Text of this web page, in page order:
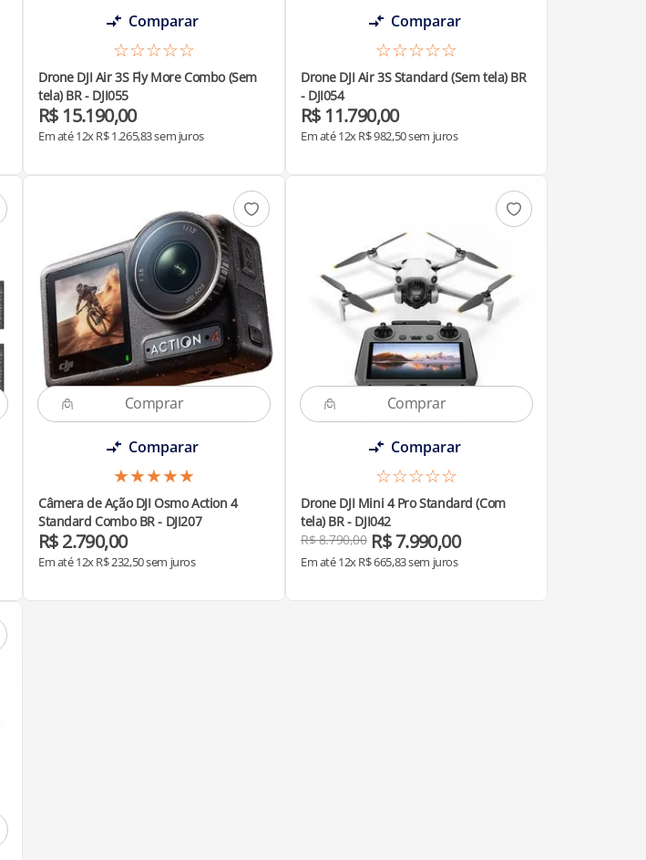
Comparar
☆☆☆☆☆
Drone DJI Air 3S Fly More Combo (Sem
tela) BR - DJI055
R$15.190,00
Em até12xR$1.265,83sem juros
Comparar
☆☆☆☆☆
Drone DJI Air 3S Standard (Sem tela) BR
- DJI054
R$11.790,00
Em até12xR$982,50sem juros
Comparar
★★★★★
Câmera de Ação DJI Osmo Action 4
Standard Combo BR - DJI207
R$2.790,00
Em até12xR$232,50sem juros
Comparar
☆☆☆☆☆
Drone DJI Mini 4 Pro Standard (Com
tela) BR - DJI042
R$8.790,00 R$ 7.990,00
Em até12xR$665,83sem juros